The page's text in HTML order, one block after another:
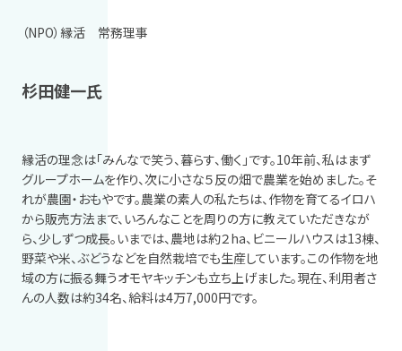
（NPO）縁活 常務理事
杉田健一氏
縁活の理念は「みんなで笑う、暮らす、働く」です。10年前、私はまず
グループホームを作り、次に小さな５反の畑で農業を始めました。そ
れが農園・おもやです。農業の素人の私たちは、作物を育てるイロハ
から販売方法まで、いろんなことを周りの方に教えていただきなが
ら、少しずつ成長。いまでは、農地は約２ha、ビニールハウスは13棟、
野菜や米、ぶどうなどを自然栽培でも生産しています。この作物を地
域の方に振る舞うオモヤキッチンも立ち上げました。現在、利用者さ
んの人数は約34名、給料は4万7,000円です。